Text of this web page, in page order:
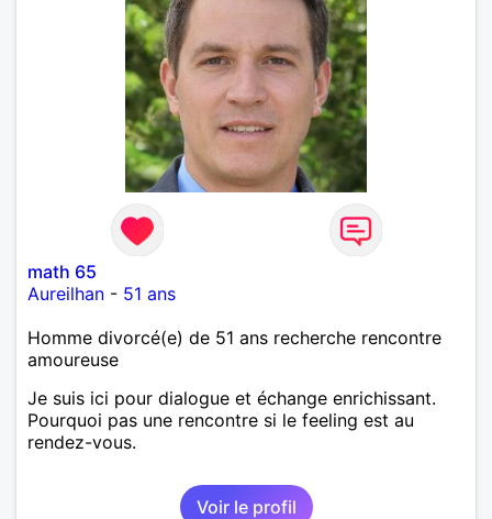
math 65
Aureilhan - 51 ans
Homme divorcé(e) de 51 ans recherche rencontre
amoureuse
Je suis ici pour dialogue et échange enrichissant.
Pourquoi pas une rencontre si le feeling est au
rendez-vous.
Voir le profil